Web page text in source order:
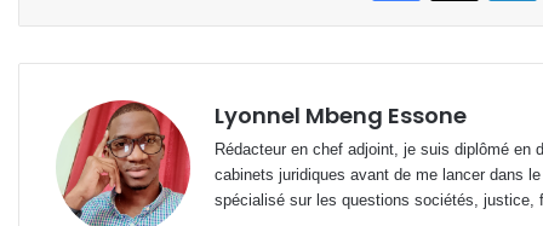
Lyonnel Mbeng Essone
Rédacteur en chef adjoint, je suis diplômé en
cabinets juridiques avant de me lancer dans
spécialisé sur les questions sociétés,